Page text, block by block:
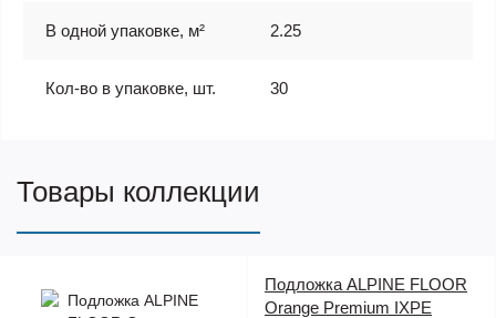
В одной упаковке, м² 2.25
Кол-во в упаковке, шт. 30
Товары коллекции
Подложка ALPINE FLOOR
Orange Premium IXPE